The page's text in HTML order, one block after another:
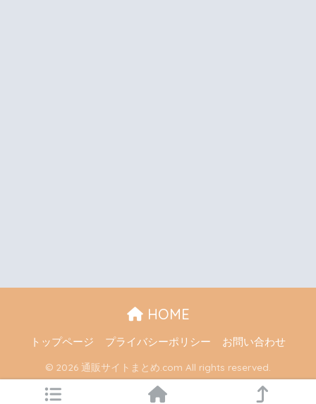
HOME
トップページ プライバシーポリシー お問い合わせ
© 2026 通販サイトまとめ.com All rights reserved.